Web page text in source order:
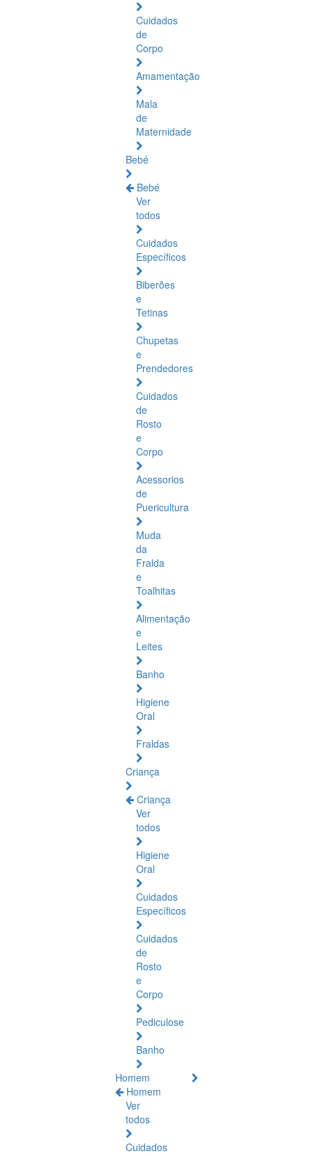
Cuidados
de
Corpo
Amamentação
Mala
de
Maternidade
Bebé
Bebé
Ver
todos
Cuidados
Específicos
Biberões
e
Tetinas
Chupetas
e
Prendedores
Cuidados
de
Rosto
e
Corpo
Acessorios
de
Puericultura
Muda
da
Fralda
e
Toalhitas
Alimentação
e
Leites
Banho
Higiene
Oral
Fraldas
Criança
Criança
Ver
todos
Higiene
Oral
Cuidados
Específicos
Cuidados
de
Rosto
e
Corpo
Pediculose
Banho
Homem
Homem
Ver
todos
Cuidados